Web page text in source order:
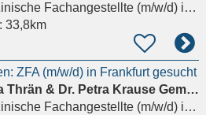
Fachangestellte (m/w/d)in Frankfurt am Main, Sachsenhausen
33,8km
ZFA (m/w/d) in Frankfurt gesucht
Dr. Kristina Thrän & Dr. Petra Krause Gemeinschaftspraxis
Fachangestellte (m/w/d)in Frankfurt am Main